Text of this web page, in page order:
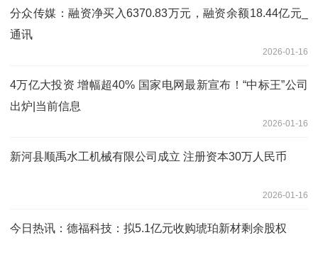
分众传媒：融资净买入6370.83万元，融资余额18.44亿元_
通讯
2026-01-16
4万亿大投资 增幅超40% 国家电网最新宣布！“中标王”公司
出炉|当前信息
2026-01-16
新河县顺禹水工机械有限公司成立 注册资本30万人民币
2026-01-16
今日热讯：德福科技：拟5.1亿元收购琥珀新材剩余股权